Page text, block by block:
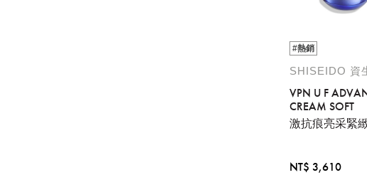
提醒您：
不同機場的下
#熱銷
SHISEIDO 資
VPN U F
CREAM SOFT
激抗痕亮采緊
NT$ 3,610